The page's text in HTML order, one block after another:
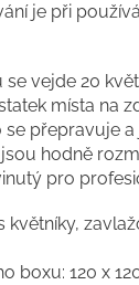
je při
vejde 20
místa na
přepravuje
hodně
pro
boxu: 120 x